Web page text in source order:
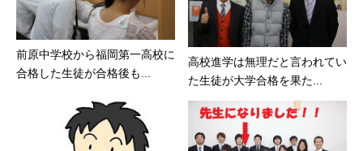
前原中学校から福岡第一高校に
合格した生徒が合格後も...
高校進学は無理だと言われてい
た生徒が大学合格を果た...